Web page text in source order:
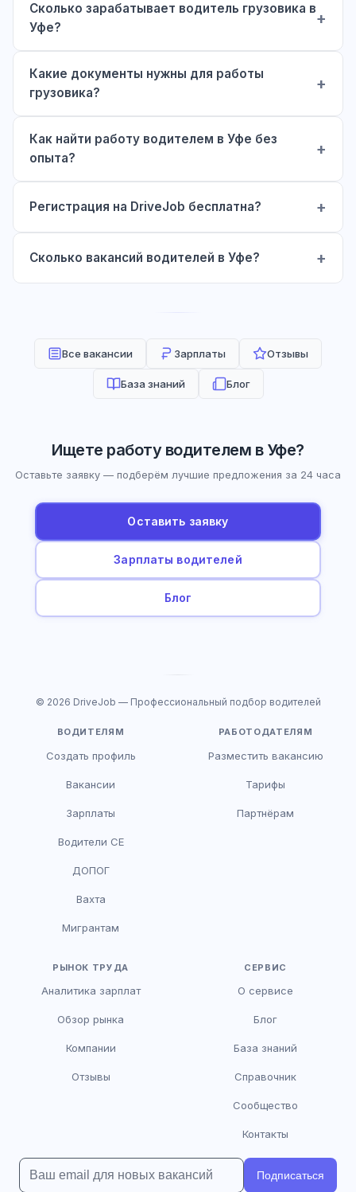
Сколько зарабатывает водитель грузовика в
Уфе?
Какие документы нужны для работы
грузовика?
Как найти работу водителем в Уфе без
опыта?
Регистрация на DriveJob бесплатна?
Сколько вакансий водителей в Уфе?
Все вакансии Зарплаты Отзывы
База знаний Блог
Ищете работу водителем в Уфе?
Оставьте заявку — подберём лучшие предложения за 24 часа
Оставить заявку
Зарплаты водителей
Блог
© 2026 DriveJob — Профессиональный подбор водителей
ВОДИТЕЛЯМ
Создать профиль
Вакансии
Зарплаты
Водители CE
ДОПОГ
Вахта
Мигрантам
РАБОТОДАТЕЛЯМ
Разместить вакансию
Тарифы
Партнёрам
РЫНОК ТРУДА
Аналитика зарплат
Обзор рынка
Компании
Отзывы
СЕРВИС
О сервисе
Блог
База знаний
Справочник
Сообщество
Контакты
Подписаться
HR-консультант
Здравствуйте! Я AI-консультант DriveJob.
помочь?